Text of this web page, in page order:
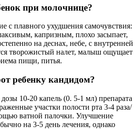
при молочнице?
с плавного ухудшения самочувствия:
капризным, плохо засыпает,
на деснах, небе, с внутренней
творожистый налет, малыш ощущает
пищи, питья.
ребенку кандидом?
10-20 капель (0. 5-1 мл) препарата
участки полости рта 3-4 раза/
ватной палочки. Улучшение
на 3-5 день лечения, однако